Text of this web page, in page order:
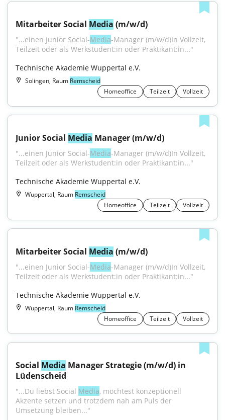
Mitarbeiter Social Media (m/w/d)
"...einen Junior Social-Media-Manager (m/w/d)In Vollzeit,
Teilzeit oder als Werkstudent:in oder Praktikant:in..."
Technische Akademie Wuppertal e.V.
Solingen, Raum Remscheid
Homeoffice
Teilzeit Vollzeit
Junior Social Media Manager (m/w/d)
"...einen Junior Social-Media-Manager (m/w/d)In Vollzeit,
Teilzeit oder als Werkstudent:in oder Praktikant:in..."
Technische Akademie Wuppertal e.V.
Wuppertal, Raum Remscheid
Homeoffice
Teilzeit Vollzeit
Mitarbeiter Social Media (m/w/d)
"...einen Junior Social-Media-Manager (m/w/d)In Vollzeit,
Teilzeit oder als Werkstudent:in oder Praktikant:in..."
Technische Akademie Wuppertal e.V.
Wuppertal, Raum Remscheid
Homeoffice
Teilzeit Vollzeit
Social Media Manager Strategie (m/w/d) in
Lüdenscheid
"...Du liebst Social Media, möchtest konzeptionell
Akzente setzen und trotzdem nah am Puls der
Umsetzung bleiben..."